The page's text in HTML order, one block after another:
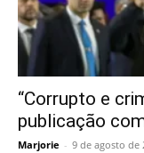
“Corrupto e
publicação
Marjorie - 9 de agosto de